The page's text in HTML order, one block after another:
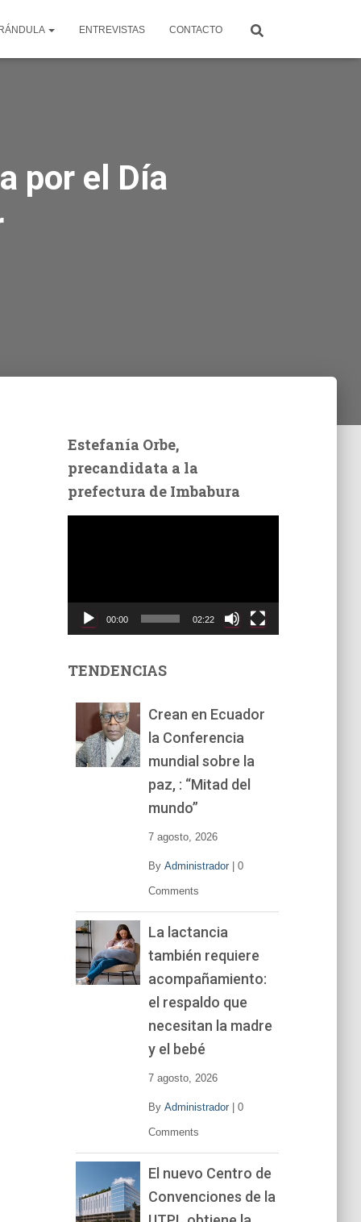
ENTREVISTAS CONTACTO
por el Día
Estefanía Orbe,
precandidata a la
prefectura de Imbabura
t
00:00 02:22
TENDENCIAS
Crean en Ecuador
la Conferencia
mundial sobre la
paz, : “Mitad del
mundo”
7 agosto, 2026
By Administrador| 0
Comments
La lactancia
también requiere
acompañamiento:
el respaldo que
necesitan la madre
y el bebé
7 agosto, 2026
By Administrador| 0
Comments
El nuevo Centro de
Convenciones de la